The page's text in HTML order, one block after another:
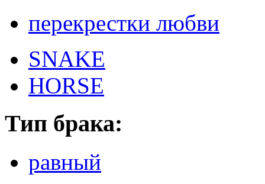
перекрестки любви
SNAKE
HORSE
Тип брака:
равный